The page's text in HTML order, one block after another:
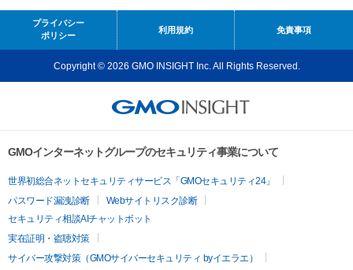
プライバシー
ポリシー
利用規約 免責事項
Copyright © 2026 GMO INSIGHT Inc. All Rights Reserved.
GMOインターネットグループのセキュリティ事業について
世界初総合ネットセキュリティサービス「GMOセキュリティ24」
パスワード漏洩診断
Webサイトリスク診断
セキュリティ相談AIチャットボット
実在証明・盗聴対策
サイバー攻撃対策（GMOサイバーセキュリティ byイエラエ）